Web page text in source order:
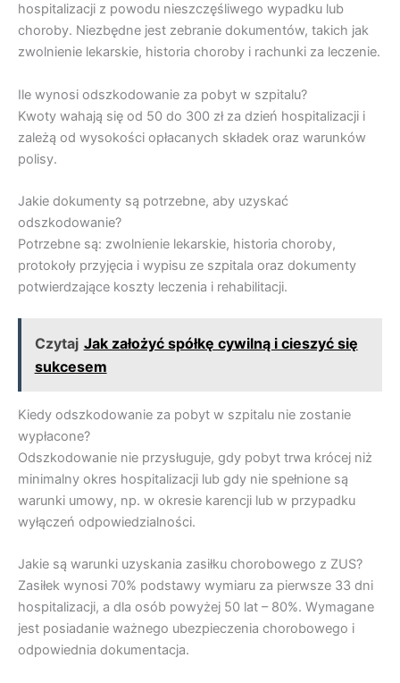
hospitalizacji z powodu nieszczęśliwego wypadku lub
choroby. Niezbędne jest zebranie dokumentów, takich jak
zwolnienie lekarskie, historia choroby i rachunki za leczenie.
Ile wynosi odszkodowanie za pobyt w szpitalu?
Kwoty wahają się od 50 do 300 zł za dzień hospitalizacji i
zależą od wysokości opłacanych składek oraz warunków
polisy.
Jakie dokumenty są potrzebne, aby uzyskać
odszkodowanie?
Potrzebne są: zwolnienie lekarskie, historia choroby,
protokoły przyjęcia i wypisu ze szpitala oraz dokumenty
potwierdzające koszty leczenia i rehabilitacji.
Czytaj Jak założyć spółkę cywilną i cieszyć się
sukcesem
Kiedy odszkodowanie za pobyt w szpitalu nie zostanie
wypłacone?
Odszkodowanie nie przysługuje, gdy pobyt trwa krócej niż
minimalny okres hospitalizacji lub gdy nie spełnione są
warunki umowy, np. w okresie karencji lub w przypadku
wyłączeń odpowiedzialności.
Jakie są warunki uzyskania zasiłku chorobowego z ZUS?
Zasiłek wynosi 70% podstawy wymiaru za pierwsze 33 dni
hospitalizacji, a dla osób powyżej 50 lat – 80%. Wymagane
jest posiadanie ważnego ubezpieczenia chorobowego i
odpowiednia dokumentacja.